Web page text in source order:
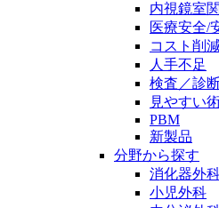
内視鏡室
医療安全/
コスト削
人手不足
検査／診
見やすい
PBM
新製品
分野から探す
消化器外
小児外科